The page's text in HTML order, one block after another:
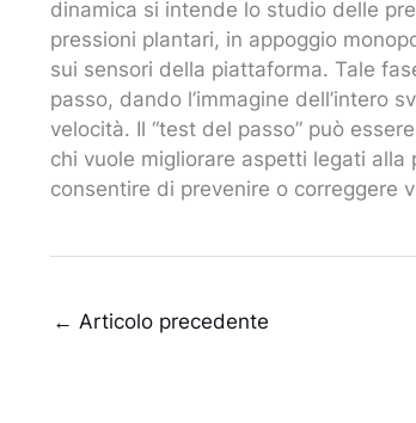
dinamica si intende lo studio delle
pressioni plantari, in appoggio
sui sensori della piattaforma. Tale
passo, dando l’immagine dell’intero
velocità. Il “test del passo” può
chi vuole migliorare aspetti legati
consentire di prevenire o correggere
← Articolo precedente